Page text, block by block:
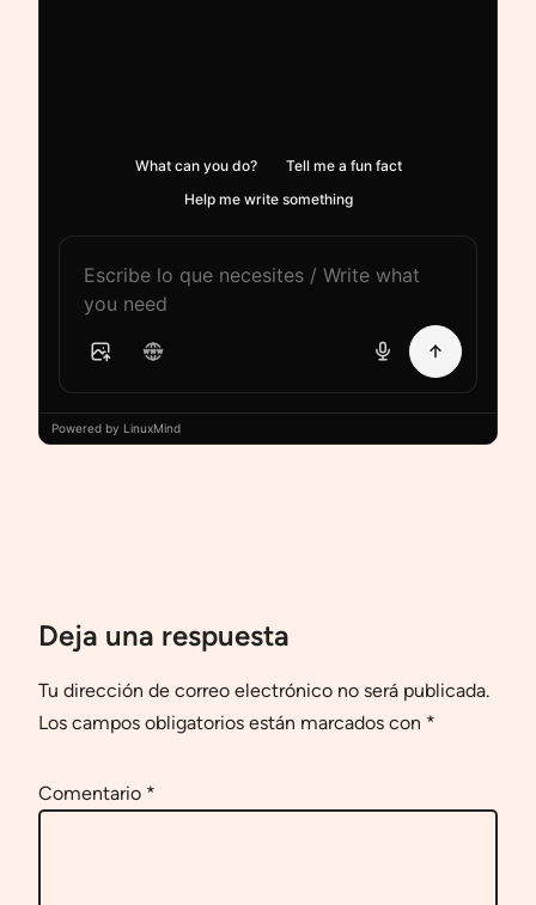
What can you do?
Tell me a fun fact
Help me write something
Powered by LinuxMind
Deja una respuesta
Tu dirección de correo electrónico no será publicada.
Los campos obligatorios están marcados con *
Comentario *